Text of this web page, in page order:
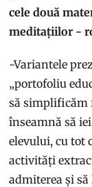
cele două
meditațiilor -
-Variantele
„portofoliu
să simplificăm
înseamnă să
elevului, cu tot
activități
admiterea și